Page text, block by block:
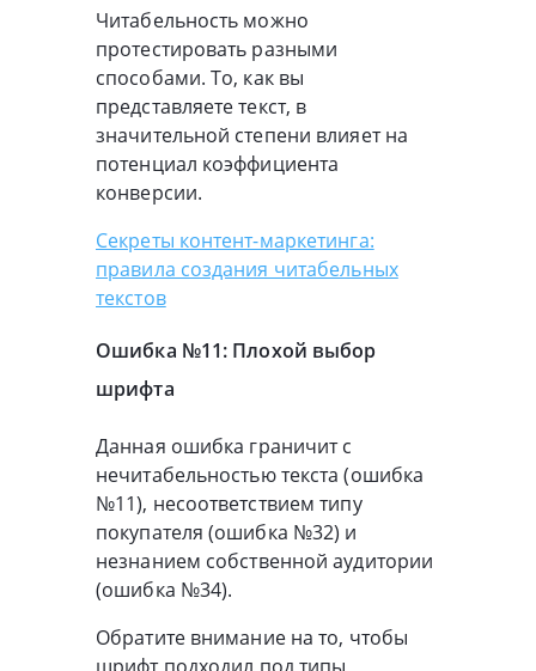
Читабельность можно
протестировать разными
способами. То, как вы
представляете текст, в
значительной степени влияет на
потенциал коэффициента
конверсии.
Секреты контент-маркетинга:
правила создания читабельных
текстов
Ошибка №11: Плохой выбор
шрифта
Данная ошибка граничит с
нечитабельностью текста (ошибка
№11), несоответствием типу
покупателя (ошибка №32) и
незнанием собственной аудитории
(ошибка №34).
Обратите внимание на то, чтобы
шрифт подходил под типы